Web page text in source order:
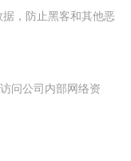
，防止黑客和其他恶
问公司内部网络资